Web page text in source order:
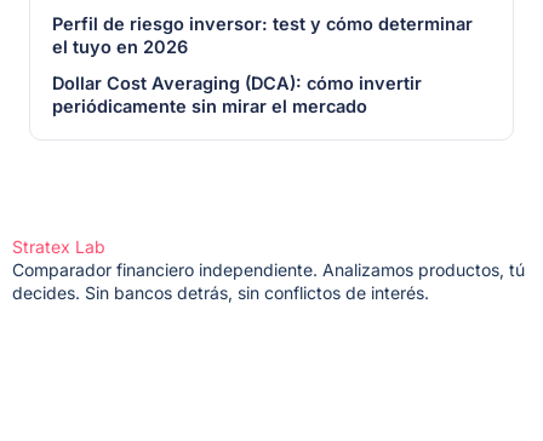
Perfil de riesgo inversor: test y cómo determinar
el tuyo en 2026
Dollar Cost Averaging (DCA): cómo invertir
periódicamente sin mirar el mercado
Stratex Lab
Comparador financiero independiente. Analizamos productos, tú
decides. Sin bancos detrás, sin conflictos de interés.